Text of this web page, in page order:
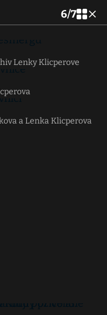
6/7
Lenky Klicperove
a Lenka Klicperova